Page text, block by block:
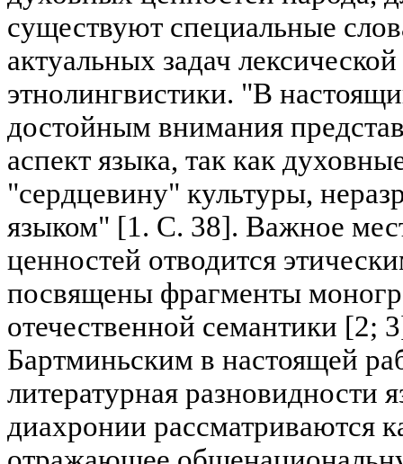
существуют специальные
актуальных задач
этнолингвистики. "В
достойным внимания
аспект языка, так как
"сердцевину" культуры,
языком" [1. С. 38]. Важное
ценностей отводится
посвящены фрагменты
отечественной семантики [2;
Бартминьским в настоящей
литературная разновидности
диахронии рассматриваются